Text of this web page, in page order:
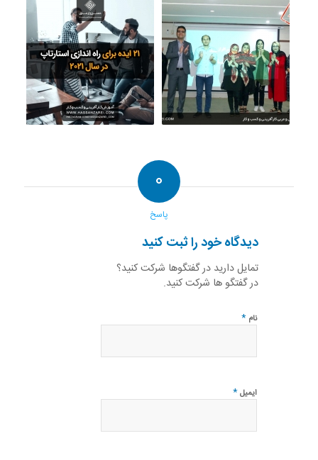
0
پاسخ
دیدگاه خود را ثبت کنید
تمایل دارید در گفتگوها شرکت کنید؟
در گفتگو ها شرکت کنید.
نام *
ایمیل*